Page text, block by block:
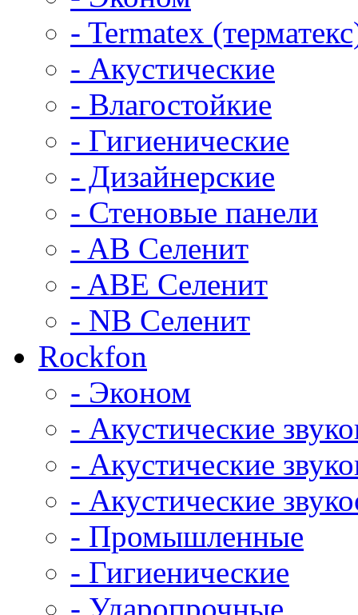
- Termatex
- Акустические
- Влагостойкие
- Гигиенические
- Дизайнерские
- Стеновые панели
- AB Селенит
- ABE Селенит
- NB Селенит
Rockfon
- Эконом
- Акустические
- Акустические
- Акустические
- Промышленные
- Гигиенические
- Ударопрочные